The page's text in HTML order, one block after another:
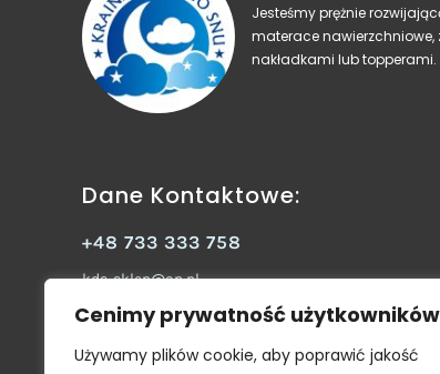
Cenimy prywatność użytkowników
Używamy plików cookie, aby poprawić jakość
Jesteśmy prężnie
materace nawierzchniowe,
nakładkami lub topperami.
Dane Kontaktowe:
+48 733 333 758
kds-sklep@op.pl
Kraina Dobrego Snu Konrad Banaś
Janów 15B 98-311 Ostrówek
Facebook